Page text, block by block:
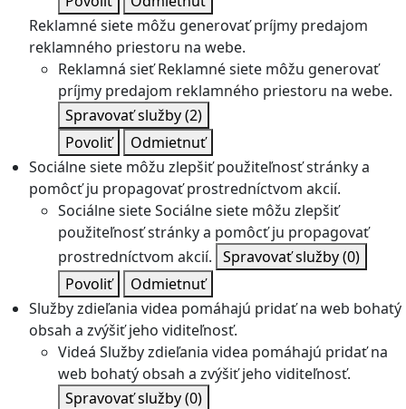
Reklamné siete môžu generovať príjmy predajom
reklamného priestoru na webe.
Reklamná sieť Reklamné siete môžu generovať
príjmy predajom reklamného priestoru na webe.
Spravovať služby(2)
Povoliť
Odmietnuť
Sociálne siete môžu zlepšiť použiteľnosť stránky a
pomôcť ju propagovať prostredníctvom akcií.
Sociálne sieteSociálne siete môžu zlepšiť
použiteľnosť stránky a pomôcť ju propagovať
prostredníctvom akcií. Spravovať služby(0)
Povoliť
Odmietnuť
Služby zdieľania videa pomáhajú pridať na web bohatý
obsah a zvýšiť jeho viditeľnosť.
Videá Služby zdieľania videa pomáhajú pridať na
web bohatý obsah a zvýšiť jeho viditeľnosť.
Spravovať služby(0)